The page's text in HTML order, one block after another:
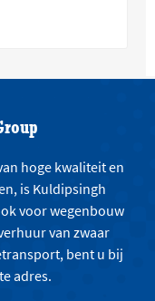
hoge kwaliteit en
is Kuldipsingh
voor wegenbouw
van zwaar
bent u bij
adres.